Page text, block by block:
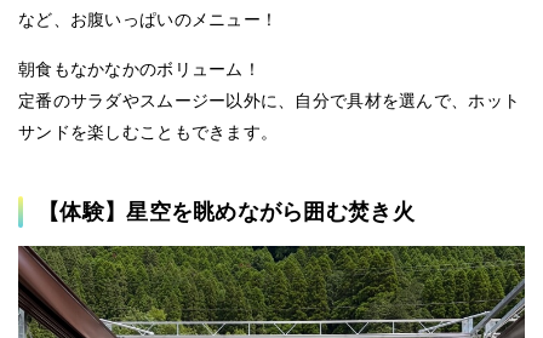
など、お腹いっぱいのメニュー！
朝食もなかなかのボリューム！
定番のサラダやスムージー以外に、自分で具材を選んで、ホット
サンドを楽しむこともできます。
【体験】星空を眺めながら囲む焚き火